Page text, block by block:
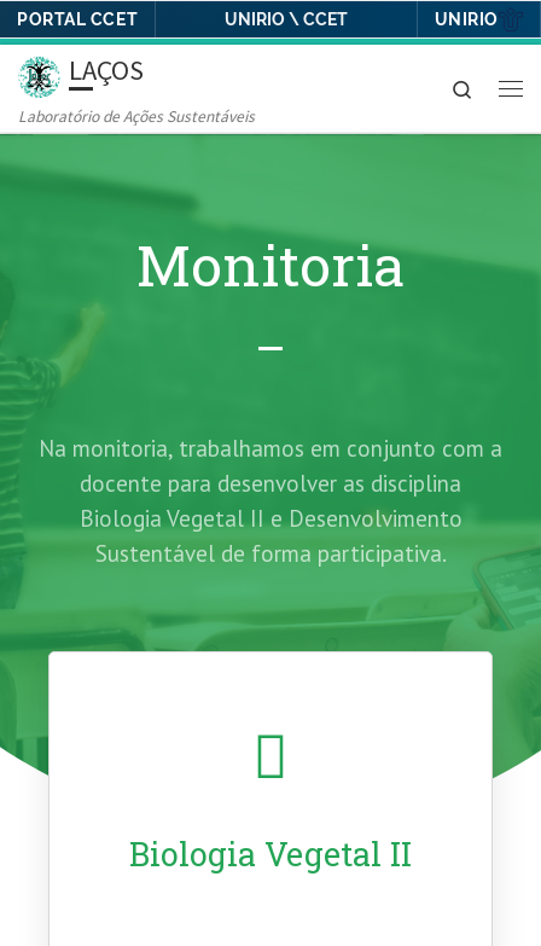
PORTAL CCET UNIRIO \ CCET UNIRIO
Skip to content
LAÇOS
Laboratório de Ações Sustentáveis
Search
Monitoria
Na monitoria, trabalhamos em conjunto com a
docente para desenvolver as disciplina
Biologia Vegetal II e Desenvolvimento
Sustentável de forma participativa.
Biologia Vegetal II